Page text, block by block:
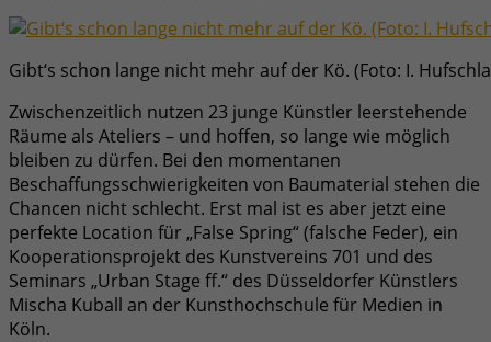
Gibt‘s schon lange nicht mehr auf der Kö. (Foto: I.
Zwischenzeitlich nutzen 23 junge Künstler leerstehende
Räume als Ateliers – und hoffen, so lange wie möglich
bleiben zu dürfen. Bei den momentanen
Beschaffungsschwierigkeiten von Baumaterial stehen die
Chancen nicht schlecht. Erst mal ist es aber jetzt eine
perfekte Location für „False Spring“ (falsche Feder), ein
Kooperationsprojekt des Kunstvereins 701 und des
Seminars „Urban Stage ff.“ des Düsseldorfer Künstlers
Mischa Kuball an der Kunsthochschule für Medien in
Köln.